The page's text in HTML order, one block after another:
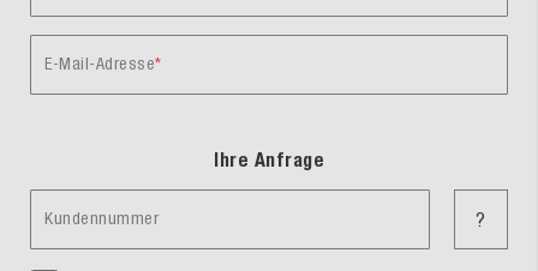
E-Mail-Adresse
Ihre Anfrage
Kundennummer ?